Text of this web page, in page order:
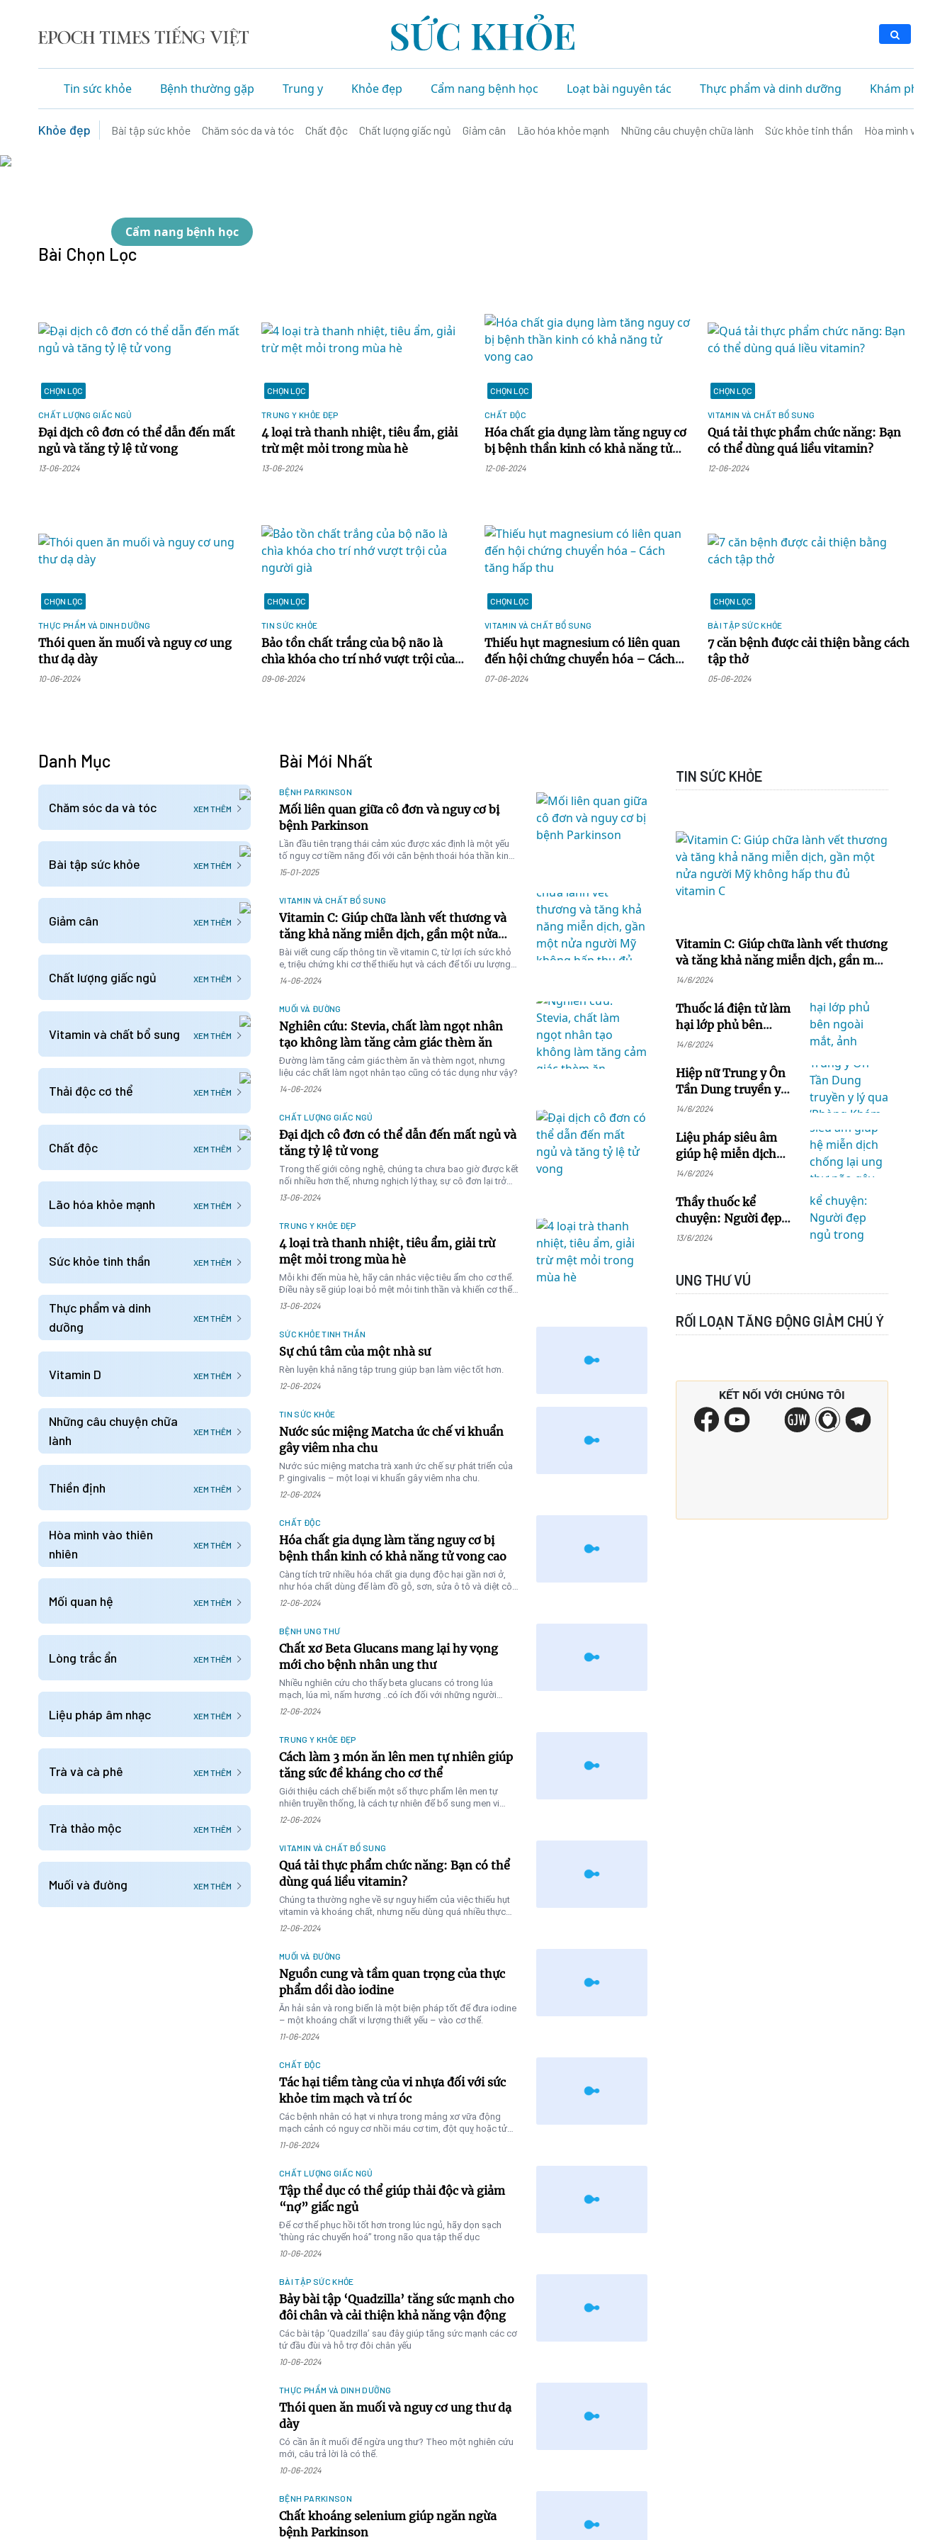
Tin sức khỏe Bệnh thường gặp Trung y Khỏe đẹp Cẩm nang bệnh học Loạt bài nguyên tác Thực phẩm và dinh dưỡng Khám phá
Khỏe đẹp Bài tập sức khỏe Chăm sóc da và tóc Chất độc Chất lượng giấc ngủ Giảm cân Lão hóa khỏe mạnh Những câu chuyện chữa lành Sức khỏe tinh thần Hòa mình vào
Cẩm nang bệnh học
Bài Chọn Lọc
CHỌN LỌC
CHẤT LƯỢNG GIẤC NGỦ
Đại dịch cô đơn có thể dẫn đến mất
ngủ và tăng tỷ lệ tử vong
13-06-2024
CHỌN LỌC
TRUNG Y KHỎE ĐẸP
4 loại trà thanh nhiệt, tiêu ẩm, giải
trừ mệt mỏi trong mùa hè
13-06-2024
CHỌN LỌC
CHẤT ĐỘC
Hóa chất gia dụng làm tăng nguy cơ
bị bệnh thần kinh có khả năng tử
vong cao
12-06-2024
CHỌN LỌC
VITAMIN VÀ CHẤT BỔ SUNG
Quá tải thực phẩm chức năng: Bạn
có thể dùng quá liều vitamin?
12-06-2024
CHỌN LỌC
THỰC PHẨM VÀ DINH DƯỠNG
Thói quen ăn muối và nguy cơ ung
thư dạ dày
10-06-2024
CHỌN LỌC
TIN SỨC KHỎE
Bảo tồn chất trắng của bộ não là
chìa khóa cho trí nhớ vượt trội của
người già
09-06-2024
CHỌN LỌC
VITAMIN VÀ CHẤT BỔ SUNG
Thiếu hụt magnesium có liên quan
đến hội chứng chuyển hóa – Cách
tăng hấp thu
07-06-2024
CHỌN LỌC
BÀI TẬP SỨC KHỎE
7 căn bệnh được cải thiện bằng cách
tập thở
05-06-2024
Danh Mục
Chăm sóc da và tóc XEM THÊM
Bài tập sức khỏe XEM THÊM
Giảm cân XEM THÊM
Chất lượng giấc ngủ XEM THÊM
Vitamin và chất bổ sung XEM THÊM
Thải độc cơ thể XEM THÊM
Chất độc XEM THÊM
Lão hóa khỏe mạnh XEM THÊM
Sức khỏe tinh thần XEM THÊM
Thực phẩm và dinh
dưỡng
XEM THÊM
Vitamin D XEM THÊM
Những câu chuyện chữa
lành
XEM THÊM
Thiền định XEM THÊM
Hòa mình vào thiên
nhiên
XEM THÊM
Mối quan hệ XEM THÊM
Lòng trắc ẩn XEM THÊM
Liệu pháp âm nhạc XEM THÊM
Trà và cà phê XEM THÊM
Trà thảo mộc XEM THÊM
Muối và đường XEM THÊM
Bài Mới Nhất
BỆNH PARKINSON
Mối liên quan giữa cô đơn và nguy cơ bị
bệnh Parkinson
Lần đầu tiên trạng thái cảm xúc được xác định là một yếu
tố nguy cơ tiềm năng đối với căn bệnh thoái hóa thần kinh
Parkinson
15-01-2025
VITAMIN VÀ CHẤT BỔ SUNG
Vitamin C: Giúp chữa lành vết thương và
tăng khả năng miễn dịch, gần một nửa
người Mỹ không hấp thu đủ vitamin C
Bài viết cung cấp thông tin về vitamin C, từ lợi ích sức khỏ
e, triệu chứng khi cơ thể thiếu hụt và cách để tối ưu lượng
vitamin C hấp thu
14-06-2024
MUỐI VÀ ĐƯỜNG
Nghiên cứu: Stevia, chất làm ngọt nhân
tạo không làm tăng cảm giác thèm ăn
Đường làm tăng cảm giác thèm ăn và thèm ngọt, nhưng
liệu các chất làm ngọt nhân tạo cũng có tác dụng như vậy?
14-06-2024
CHẤT LƯỢNG GIẤC NGỦ
Đại dịch cô đơn có thể dẫn đến mất ngủ và
tăng tỷ lệ tử vong
Trong thế giới công nghệ, chúng ta chưa bao giờ được kết
nối nhiều hơn thế, nhưng nghịch lý thay, sự cô đơn lại trở
thành một căn bệnh thầm lặng.
13-06-2024
TRUNG Y KHỎE ĐẸP
4 loại trà thanh nhiệt, tiêu ẩm, giải trừ
mệt mỏi trong mùa hè
Mỗi khi đến mùa hè, hãy cân nhắc việc tiêu ẩm cho cơ thể.
Điều này sẽ giúp loại bỏ mệt mỏi tinh thần và khiến cơ thể
nhẹ nhàng hơn
13-06-2024
SỨC KHỎE TINH THẦN
Sự chú tâm của một nhà sư
Rèn luyện khả năng tập trung giúp bạn làm việc tốt hơn.
12-06-2024
TIN SỨC KHỎE
Nước súc miệng Matcha ức chế vi khuẩn
gây viêm nha chu
Nước súc miệng matcha trà xanh ức chế sự phát triển của
P. gingivalis – một loại vi khuẩn gây viêm nha chu.
12-06-2024
CHẤT ĐỘC
Hóa chất gia dụng làm tăng nguy cơ bị
bệnh thần kinh có khả năng tử vong cao
Càng tích trữ nhiều hóa chất gia dụng độc hại gần nơi ở,
như hóa chất dùng để làm đồ gỗ, sơn, sửa ô tô và diệt côn
trùng, thì nguy cơ mắc ALS càng cao
12-06-2024
BỆNH UNG THƯ
Chất xơ Beta Glucans mang lại hy vọng
mới cho bệnh nhân ung thư
Nhiều nghiên cứu cho thấy beta glucans có trong lúa
mạch, lúa mì, nấm hương ..có ích đối với những người
bệnh ung thư
12-06-2024
TRUNG Y KHỎE ĐẸP
Cách làm 3 món ăn lên men tự nhiên giúp
tăng sức đề kháng cho cơ thể
Giới thiệu cách chế biến một số thực phẩm lên men tự
nhiên truyền thống, là cách tự nhiên để bổ sung men vi
sinh.
12-06-2024
VITAMIN VÀ CHẤT BỔ SUNG
Quá tải thực phẩm chức năng: Bạn có thể
dùng quá liều vitamin?
Chúng ta thường nghe về sự nguy hiểm của việc thiếu hụt
vitamin và khoáng chất, nhưng nếu dùng quá nhiều thực
phẩm chức năng thì sao?
12-06-2024
MUỐI VÀ ĐƯỜNG
Nguồn cung và tầm quan trọng của thực
phẩm dồi dào iodine
Ăn hải sản và rong biển là một biện pháp tốt để đưa iodine
– một khoáng chất vi lượng thiết yếu – vào cơ thể.
11-06-2024
CHẤT ĐỘC
Tác hại tiềm tàng của vi nhựa đối với sức
khỏe tim mạch và trí óc
Các bệnh nhân có hạt vi nhựa trong mảng xơ vữa động
mạch cảnh có nguy cơ nhồi máu cơ tim, đột quỵ hoặc tử
vong do mọi nguyên nhân cao hơn 4.5 lần
11-06-2024
CHẤT LƯỢNG GIẤC NGỦ
Tập thể dục có thể giúp thải độc và giảm
“nợ” giấc ngủ
Để cơ thể phục hồi tốt hơn trong lúc ngủ, hãy dọn sạch
'thùng rác chuyển hoá” trong não qua tập thể dục
10-06-2024
BÀI TẬP SỨC KHỎE
Bảy bài tập ‘Quadzilla’ tăng sức mạnh cho
đôi chân và cải thiện khả năng vận động
Các bài tập ‘Quadzilla’ sau đây giúp tăng sức mạnh các cơ
tứ đầu đùi và hỗ trợ đôi chân yếu
10-06-2024
THỰC PHẨM VÀ DINH DƯỠNG
Thói quen ăn muối và nguy cơ ung thư dạ
dày
Có cần ăn ít muối để ngừa ung thư? Theo một nghiên cứu
mới, câu trả lời là có thể.
10-06-2024
BỆNH PARKINSON
Chất khoáng selenium giúp ngăn ngừa
bệnh Parkinson
TIN SỨC KHỎE
Vitamin C: Giúp chữa lành vết thương
và tăng khả năng miễn dịch, gần một
nửa người Mỹ không hấp thu đủ
14/6/2024
Thuốc lá điện tử làm
hại lớp phủ bên
ngoài mắt, ảnh
14/6/2024
Hiệp nữ Trung y Ôn
Tần Dung truyền y
lý qua ‘Phòng Khám
14/6/2024
Liệu pháp siêu âm
giúp hệ miễn dịch
chống lại ung thư
14/6/2024
Thầy thuốc kể
chuyện: Người đẹp
ngủ trong rừng
13/6/2024
UNG THƯ VÚ
RỐI LOẠN TĂNG ĐỘNG GIẢM CHÚ Ý
KẾT NỐI VỚI CHÚNG TÔI